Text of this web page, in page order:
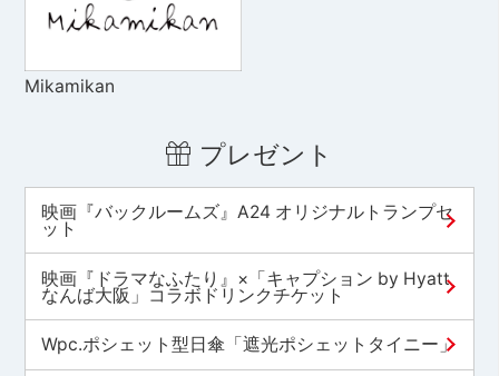
Mikamikan
プレゼント
映画『バックルームズ』A24 オリジナルトランプセ
ット
映画『ドラマなふたり』×「キャプション by Hyatt
なんば大阪」コラボドリンクチケット
Wpc.ポシェット型日傘「遮光ポシェットタイニー」